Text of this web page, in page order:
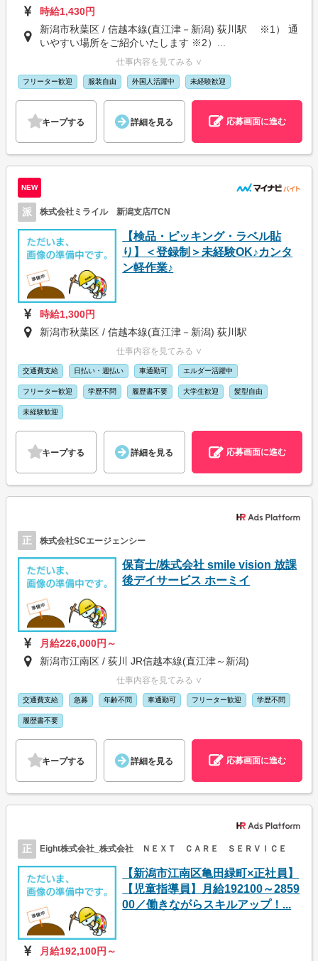
時給1,430円
新潟市秋葉区 / 信越本線(直江津－新潟) 荻川駅 ※1） 通
いやすい場所をご紹介いたします ※2）...
仕事内容を見てみる ∨
フリーター歓迎 服装自由 外国人活躍中 未経験歓迎
キープする 詳細を見る 応募画面に進む
NEW
派 株式会社ミライル 新潟支店/TCN
【検品・ピッキング・ラベル貼
り】＜登録制＞未経験OK♪カンタ
ン軽作業♪
時給1,300円
新潟市秋葉区 / 信越本線(直江津－新潟) 荻川駅
仕事内容を見てみる ∨
交通費支給 日払い・週払い 車通勤可 エルダー活躍中
フリーター歓迎 学歴不問 履歴書不要 大学生歓迎 髪型自由
未経験歓迎
キープする 詳細を見る 応募画面に進む
正 株式会社SCエージェンシー
保育士/株式会社 smile vision 放課
後デイサービス ホーミイ
月給226,000円～
新潟市江南区 / 荻川 JR信越本線(直江津～新潟)
仕事内容を見てみる ∨
交通費支給 急募 年齢不問 車通勤可 フリーター歓迎 学歴不問
履歴書不要
キープする 詳細を見る 応募画面に進む
正 Eight株式会社_株式会社 ＮＥＸＴ ＣＡＲＥ ＳＥＲＶＩＣＥ
【新潟市江南区亀田緑町×正社員】
【児童指導員】月給192100～2859
00／働きながらスキルアップ！...
月給192,100円～